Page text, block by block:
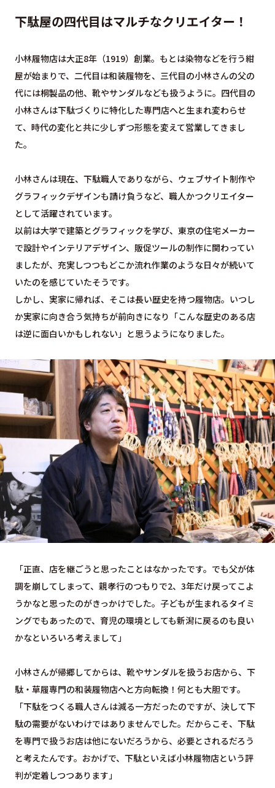
下駄屋の四代目はマルチなクリエイター！
小林履物店は大正8年（1919）創業。もとは染物などを行う紺
屋が始まりで、二代目は和装履物を、三代目の小林さんの父の
代には桐製品の他、靴やサンダルなども扱うように。四代目の
小林さんは下駄づくりに特化した専門店へと生まれ変わらせ
て、時代の変化と共に少しずつ形態を変えて営業してきまし
た。
小林さんは現在、下駄職人でありながら、ウェブサイト制作や
グラフィックデザインも請け負うなど、職人かつクリエイター
として活躍されています。
以前は大学で建築とグラフィックを学び、東京の住宅メーカー
で設計やインテリアデザイン、販促ツールの制作に関わってい
ましたが、充実しつつもどこか流れ作業のような日々が続いて
いたのを感じていたそうです。
しかし、実家に帰れば、そこは長い歴史を持つ履物店。いつし
か実家に向き合う気持ちが前向きになり「こんな歴史のある店
は逆に面白いかもしれない」と思うようになりました。
「正直、店を継ごうと思ったことはなかったです。でも父が体
調を崩してしまって、親孝行のつもりで2、3年だけ戻ってこよ
うかなと思ったのがきっかけでした。子どもが生まれるタイミ
ングでもあったので、育児の環境としても新潟に戻るのも良い
かなといろいろ考えまして」
小林さんが帰郷してからは、靴やサンダルを扱うお店から、下
駄・草履専門の和装履物店へと方向転換！何とも大胆です。
「下駄をつくる職人さんは減る一方だったのですが、決して下
駄の需要がないわけではありませんでした。だからこそ、下駄
を専門で扱うお店は他にないだろうから、必要とされるだろう
と考えたんです。おかげで、下駄といえば小林履物店という評
判が定着しつつあります」